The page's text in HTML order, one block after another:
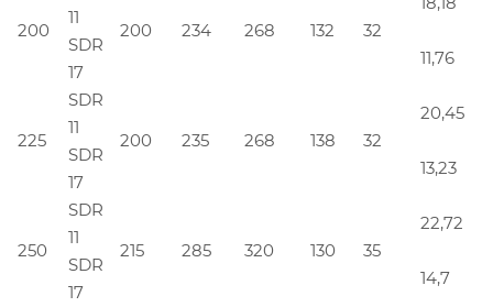
200
11
200 234 268 132 32
SDR
17
11,76
225
SDR
11
200 235 268 138 32
20,45
SDR
17
13,23
250
SDR
11
215 285 320 130 35
22,72
SDR
17
14,7